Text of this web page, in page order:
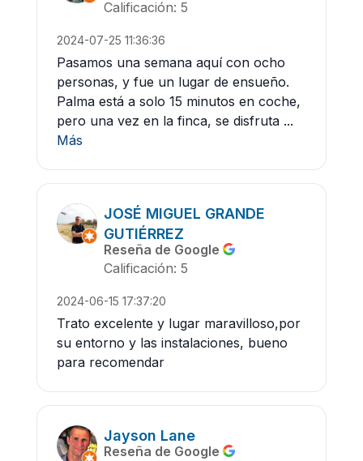
Calificación: 5
2024-07-25 11:36:36
Pasamos una semana aquí con ocho
personas, y fue un lugar de ensueño.
Palma está a solo 15 minutos en coche,
pero una vez en la finca, se disfruta ...
Más
JOSÉ MIGUEL GRANDE
GUTIÉRREZ
Reseña de Google
Calificación: 5
2024-06-15 17:37:20
Trato excelente y lugar maravilloso,por
su entorno y las instalaciones, bueno
para recomendar
Jayson Lane
Reseña de Google